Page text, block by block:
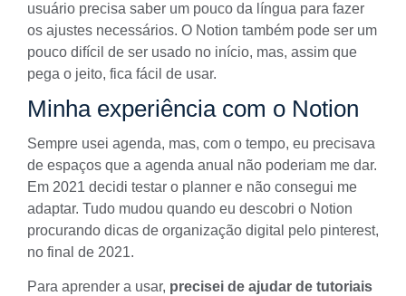
usuário precisa saber um pouco da língua para fazer
os ajustes necessários. O Notion também pode ser um
pouco difícil de ser usado no início, mas, assim que
pega o jeito, fica fácil de usar.
Minha experiência com o Notion
Sempre usei agenda, mas, com o tempo, eu precisava
de espaços que a agenda anual não poderiam me dar.
Em 2021 decidi testar o planner e não consegui me
adaptar. Tudo mudou quando eu descobri o Notion
procurando dicas de organização digital pelo pinterest,
no final de 2021.
Para aprender a usar, precisei de ajudar de tutoriais